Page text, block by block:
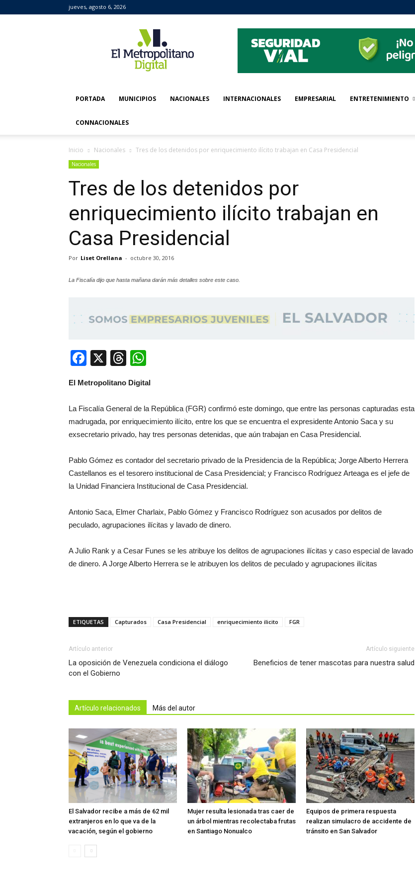
jueves, agosto 6, 2026
Metropolitano
Digital
PORTADA MUNICIPIOS NACIONALES INTERNACIONALES EMPRESARIAL ENTRETENIMIENTO
CONNACIONALES
Inicio Nacionales Tres de los detenidos por enriquecimiento ilícito trabajan en Casa Presidencial
Nacionales
Tres de los detenidos por
enriquecimiento ilícito trabajan en
Casa Presidencial
Por Liset Orellana - octubre 30, 2016
La Fiscalía dijo que hasta mañana darán más detalles sobre este caso.
Facebook
X Threads
El Metropolitano Digital
La Fiscalía General de la República (FGR) confirmó este domingo, que entre las personas capturadas esta
madrugada, por enriquecimiento ilícito, entre los que se encuentra el expresidente Antonio Saca y su
exsecretario privado, hay tres personas detenidas, que aún trabajan en Casa Presidencial.
Pablo Gómez es contador del secretario privado de la Presidencia de la República; Jorge Alberto Herrera
Castellanos es el tesorero institucional de Casa Presidencial; y Francisco Rodríguez Arteaga es el jefe de
la Unidad Financiera Institucional de Casa Presidencial.
Antonio Saca, Elmer Charlaix, Pablo Gómez y Francisco Rodríguez son acusados por delitos de
peculado, agrupaciones ilícitas y lavado de dinero.
A Julio Rank y a Cesar Funes se les atribuye los delitos de agrupaciones ilícitas y caso especial de lavado
de dinero. A Jorge Alberto Herrera se le atribuyen los delitos de peculado y agrupaciones ilícitas
ETIQUETAS Capturados Casa Presidencial enriquecimiento ilicito FGR
Artículo anterior
La oposición de Venezuela condiciona el diálogo
con el Gobierno
Artículo siguiente
Beneficios de tener mascotas para nuestra salud
Artículo relacionados Más del autor
El Salvador recibe a más de 62 mil
extranjeros en lo que va de la
vacación, según el gobierno
Mujer resulta lesionada tras caer de
un árbol mientras recolectaba frutas
en Santiago Nonualco
Equipos de primera respuesta
realizan simulacro de accidente de
tránsito en San Salvador